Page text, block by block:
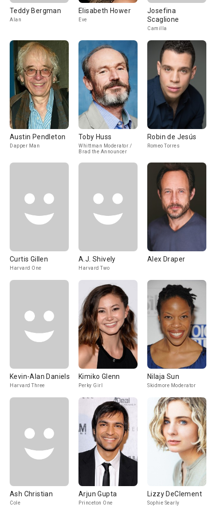
Teddy Bergman
Alan
Elisabeth Hower
Eve
Josefina
Scaglione
Camilla
Austin Pendleton
Dapper Man
Toby Huss
Whittman Moderator /
Brad the Announcer
Robin de Jesús
Romeo Torres
Curtis Gillen
Harvard One
A.J. Shively
Harvard Two
Alex Draper
Kevin-Alan Daniels
Harvard Three
Kimiko Glenn
Perky Girl
Nilaja Sun
Skidmore Moderator
Ash Christian
Cole
Arjun Gupta
Princeton One
Lizzy DeClement
Sophie Searly